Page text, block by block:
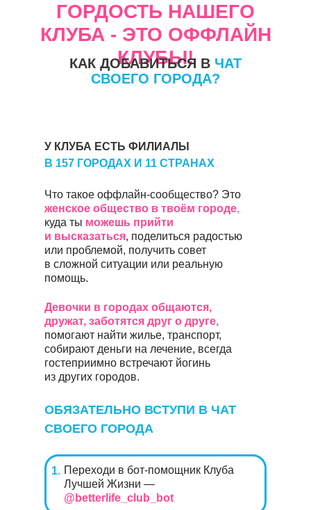
ГОРДОСТЬ НАШЕГО
КЛУБА - ЭТО ОФФЛАЙН
КЛУБЫ!
КАК ДОБАВИТЬСЯ В ЧАТ
СВОЕГО ГОРОДА?
У КЛУБА ЕСТЬ ФИЛИАЛЫ
В 157 ГОРОДАХ И 11 СТРАНАХ
Что такое оффлайн-сообщество? Это
женское общество в твоём городе,
куда ты можешь прийти
и высказаться, поделиться радостью
или проблемой, получить совет
в сложной ситуации или реальную
помощь.
Девочки в городах общаются,
дружат, заботятся друг о друге,
помогают найти жилье, транспорт,
собирают деньги на лечение, всегда
гостеприимно встречают йогинь
из других городов.
ОБЯЗАТЕЛЬНО ВСТУПИ В ЧАТ
СВОЕГО ГОРОДА
1. Переходи в бот-помощник Клуба
Лучшей Жизни —
@betterlife_club_bot